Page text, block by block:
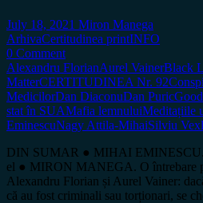
July 18, 2021 Miron Manega
ArhivaCertitudinea printINFO
0 Comment
Alexandru FlorianAurel VainerBlack
MatterCERTITUDINEA Nr. 92
MedicilorDan DiaconuDan Puric
stat în SUAMafia lemnuluiMeditațiile
EminescuNagy Attila-MihaiSilviu
DIN SUMAR ● MIHAI EMINESCU.
el ● MIRON MANEGA. O întrebare
Alexandru Florian și Aurel Vainer:
că au fost criminali sau torționari, se